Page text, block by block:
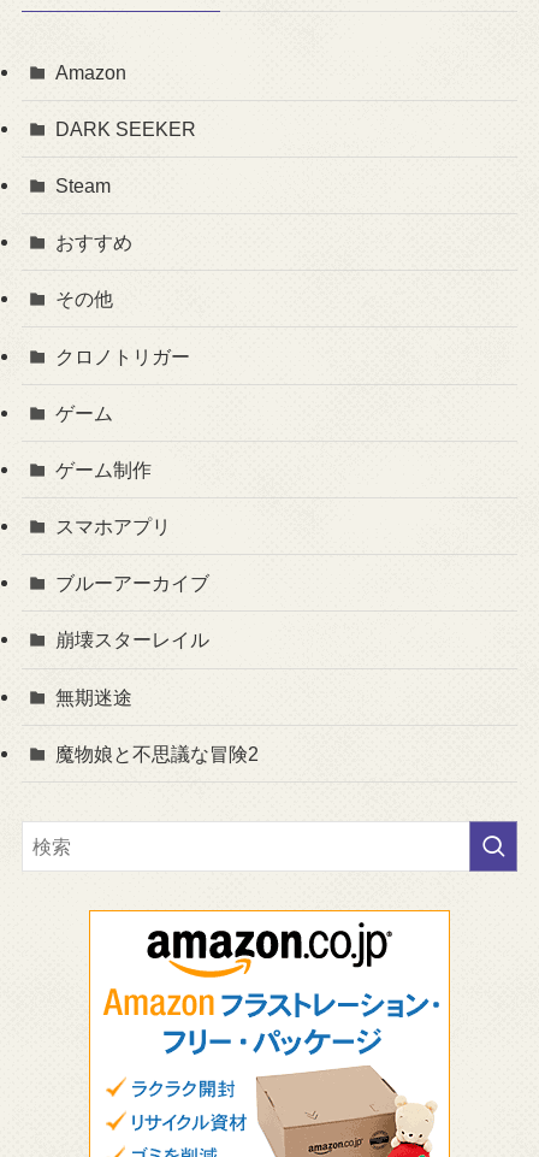
Amazon
DARK SEEKER
Steam
おすすめ
その他
クロノトリガー
ゲーム
ゲーム制作
スマホアプリ
ブルーアーカイブ
崩壊スターレイル
無期迷途
魔物娘と不思議な冒険2